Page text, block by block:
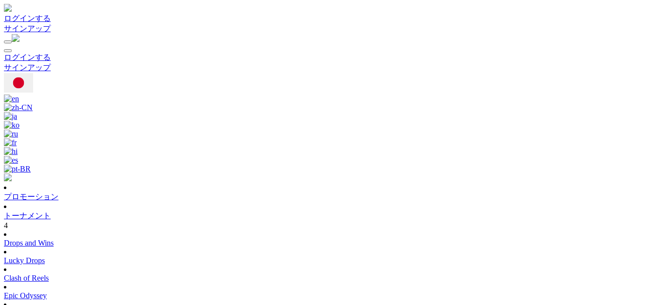
ログインする
サインアップ
ログインする
サインアップ
プロモーション
トーナメント
4
Drops and Wins
Lucky Drops
Clash of Reels
Epic Odyssey